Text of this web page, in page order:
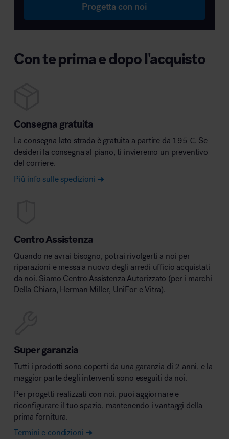
Progetta con noi
Con te prima e dopo l'acquisto
Consegna gratuita
La consegna lato strada è gratuita a partire da 195 €. Se
desideri la consegna al piano, ti invieremo un preventivo
del corriere.
Più info sulle spedizioni
Centro Assistenza
Quando ne avrai bisogno, potrai rivolgerti a noi per
riparazioni e messa a nuovo degli arredi ufficio acquistati
da noi. Siamo Centro Assistenza Autorizzato (per i marchi
Della Chiara, Herman Miller, UniFor e Vitra).
Super garanzia
Tutti i prodotti sono coperti da una garanzia di 2 anni, e la
maggior parte degli interventi sono eseguiti da noi.
Per progetti realizzati con noi, puoi aggiornare e
riconfigurare il tuo spazio, mantenendo i vantaggi della
prima fornitura.
Termini e condizioni